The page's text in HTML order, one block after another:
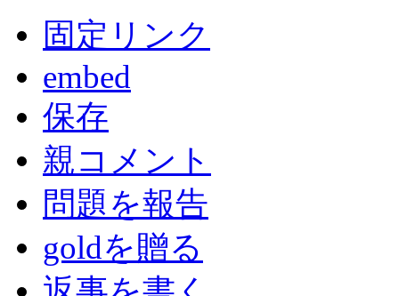
固定リンク
embed
保存
親コメント
問題を報告
goldを贈る